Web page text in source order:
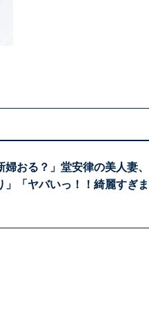
婦おる？」堂安律の美人妻
「ヤバいっ！！綺麗すぎま